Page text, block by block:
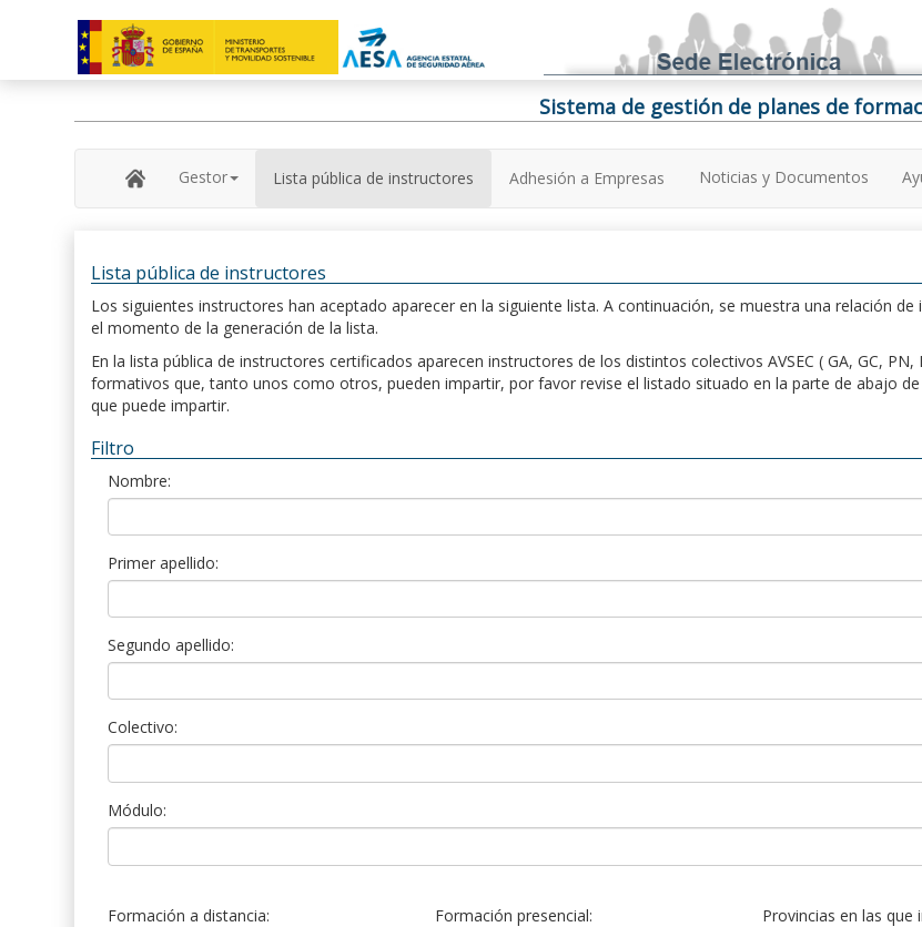
Sistema de gestión de planes de
Gestor Lista pública de instructores Adhesión a Empresas Noticias y Documentos
Lista pública de instructores
Los siguientes instructores han aceptado aparecer en la siguiente lista. A continuación, se muestra una relación
el momento de la generación de la lista.
En la lista pública de instructores certificados aparecen instructores de los distintos colectivos AVSEC ( GA, GC,
formativos que, tanto unos como otros, pueden impartir, por favor revise el listado situado en la parte de abajo
que puede impartir.
Filtro
Nombre:
Primer apellido:
Segundo apellido:
Colectivo:
Módulo:
Formación a distancia: Formación presencial: Provincias en las